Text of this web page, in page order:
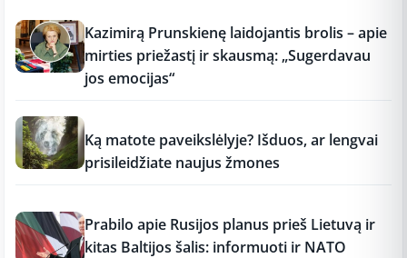
Kazimirą Prunskienę laidojantis brolis – apie
mirties priežastį ir skausmą: „Sugerdavau
jos emocijas“
Ką matote paveikslėlyje? Išduos, ar lengvai
prisileidžiate naujus žmones
Prabilo apie Rusijos planus prieš Lietuvą ir
kitas Baltijos šalis: informuoti ir NATO